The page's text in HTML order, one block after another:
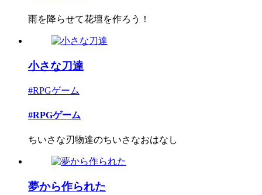
雨を降らせて花壇を作ろう！
小さな刀達
#RPGゲーム
#RPGゲーム
ちいさな刃物達のちいさなおはなし
夢から作られた